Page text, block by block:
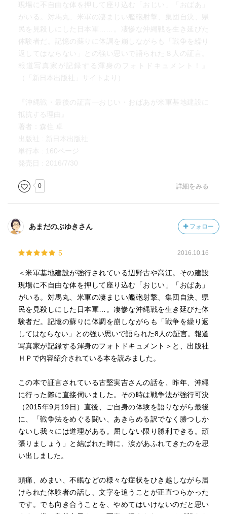
現場に不自由な体を押して座り込む「おじい」「おばあ」
がいる。対馬丸、米軍の凄まじい艦砲射撃、集団自決、県
民を見殺しにした日本軍……。凄惨な沖縄戦を生き延びた
体験者だ。記憶の蘇りに体調を崩しながらも「戦争を繰り
返してはならない」との強い思いで語られた８人の証言。
報道写真家が記録する渾身のフォトドキュメント！』
（「新日本出版社」サイトより）
『沖縄戦・最後の証言―おじい・おばあが米軍基地建設に
抵抗する理由』
著者：森住 卓
出版社 ‏: ‎新日本出版社
単行本 ‏: ‎160ページ
発売日 ‏: ‎2016/7/30
0 詳細をみる
あまだのぶゆきさん フォロー
5 2016.10.16
＜米軍基地建設が強行されている辺野古や高江。その建設
現場に不自由な体を押して座り込む「おじい」「おばあ」
がいる。対馬丸、米軍の凄まじい艦砲射撃、集団自決、県
民を見殺しにした日本軍…。凄惨な沖縄戦を生き延びた体
験者だ。記憶の蘇りに体調を崩しながらも「戦争を繰り返
してはならない」との強い思いで語られた8人の証言。報道
写真家が記録する渾身のフォトドキュメント＞と、出版社
ＨＰで内容紹介されている本を読みました。
この本で証言されている古堅実吉さんの話を、昨年、沖縄
に行った際に直接伺いました。その時は戦争法が強行可決
（2015年9月19日）直後、ご自身の体験を語りながら最後
に、「戦争法をめぐる闘い、あきらめる訳でなく勝つしか
ないし我々には道理がある。屈しない限り勝利できる。頑
張りましょう」と結ばれた時に、涙があふれてきたのを思
い出しました。
頭痛、めまい、不眠などの様々な症状をひき越しながら届
けられた体験者の話し、文字を追うことが正直つらかった
です。でも向き合うことを、やめてはいけないのだと思い